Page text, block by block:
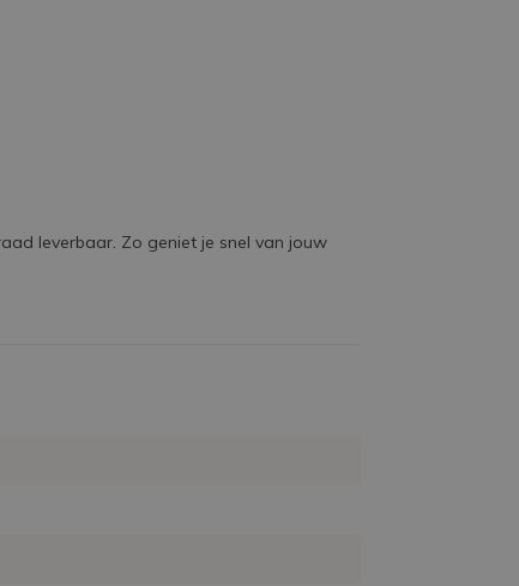
leverbaar. Zo geniet je snel van jouw